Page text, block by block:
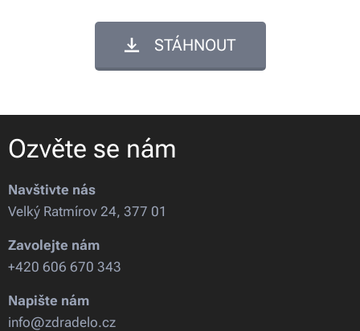
STÁHNOUT
Ozvěte se nám
Navštivte nás
Velký Ratmírov 24, 377 01
Zavolejte nám
+420 606 670 343
Napište nám
info@zdradelo.cz